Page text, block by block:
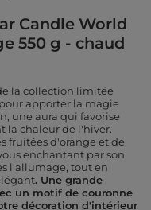
Candle World
550 g - chaud
la collection limitée
apporter la magie
une aura qui favorise
la chaleur de l'hiver.
fruitées d'orange et de
enchantant par son
l'allumage, tout en
. Une grande
un motif de couronne
décoration d'intérieur